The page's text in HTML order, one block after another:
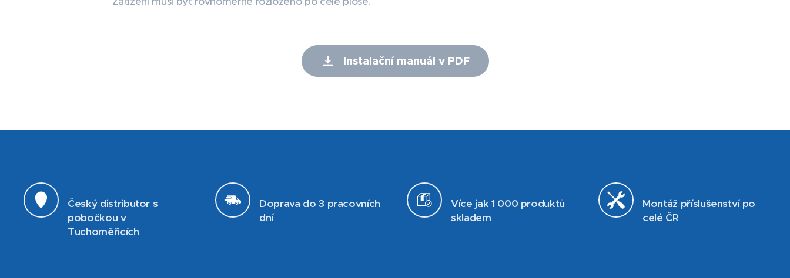
Instalační manuál v PDF
Český distributor s
pobočkou v
Tuchoměřicích
Doprava do 3 pracovních
dní
Více jak 1 000 produktů
skladem
Montáž příslušenství po
celé ČR